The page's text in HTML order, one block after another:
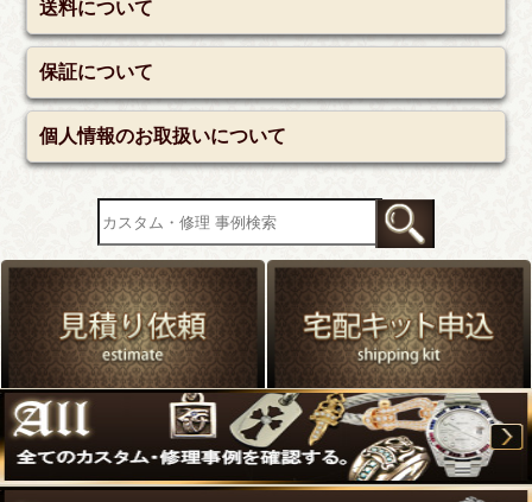
送料について
保証について
個人情報のお取扱いについて